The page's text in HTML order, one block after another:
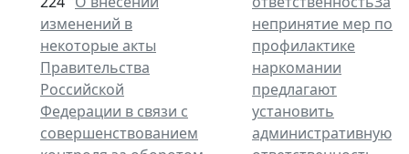
изменений в
некоторые акты
Правительства
Российской
Федерации в связи с
совершенствованием
непринятие мер по
профилактике
наркомании
предлагают
установить
административную